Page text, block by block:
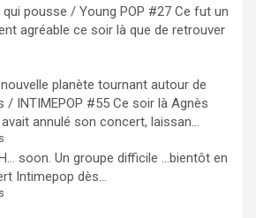
qui pousse / Young POP #27 Ce fut un
agréable ce soir là que de retrouver
planète tournant autour de
/ INTIMEPOP #55 Ce soir là Agnès
avait annulé son concert, laissan...
soon. Un groupe difficile ...bientôt en
Intimepop dès...